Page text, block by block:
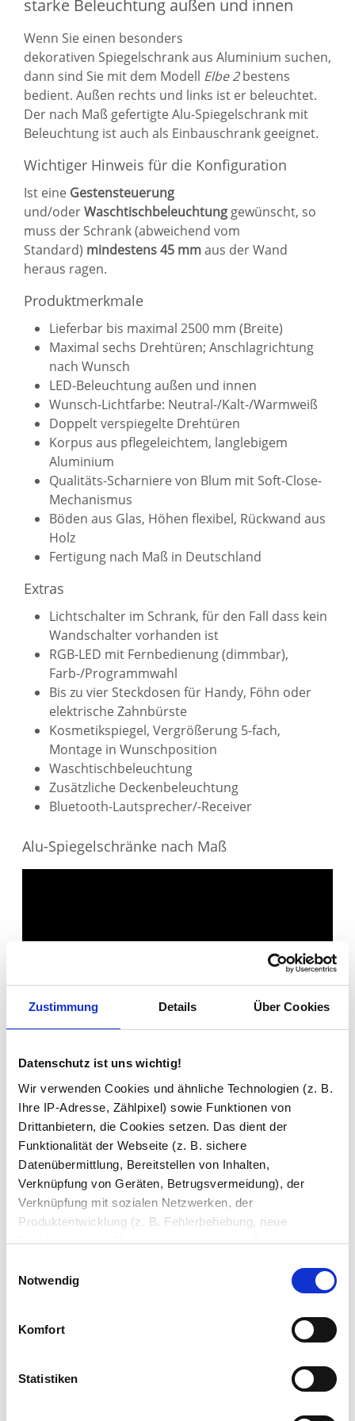
Zustimmung Details Über Cookies
Datenschutz ist uns wichtig!
Wir verwenden Cookies und ähnliche Technologien (z. B.
Ihre IP-Adresse, Zählpixel) sowie Funktionen von
Drittanbietern, die Cookies setzen. Das dient der
Funktionalität der Webseite (z. B. sichere
Datenübermittlung, Bereitstellen von Inhalten,
Verknüpfung von Geräten, Betrugsvermeidung), der
Verknüpfung mit sozialen Netzwerken, der
Produktentwicklung (z. B. Fehlerbehebung, neue
Funktionen), der Abrechnung mit Autoren, Content-
(z. B. Ladezeiten, personalisierte Inhalte,
Bereitstellung und Messen von Anzeigen, personalisierte
Anzeigen, Retargeting).
Die Einzelheiten können Sie unter Datenschutz
nachlesen. Über den Link "Cookies" am Seitenende
Notwendig
Komfort
Statistiken
starke Beleuchtung außen und innen
Wenn Sie einen besonders
dekorativen Spiegelschrankaus Aluminium suchen,
dann sind Sie mit dem Modell Elbe 2bestens
bedient. Außen rechts und links ist er beleuchtet.
Der nach Maß gefertigte Alu-Spiegelschrank mit
Beleuchtung ist auch als Einbauschrank geeignet.
Wichtiger Hinweis für die Konfiguration
Ist eine Gestensteuerung
und/oderWaschtischbeleuchtung gewünscht, so
muss der Schrank (abweichend vom
Standard) mindestens 45 mmaus der Wand
heraus ragen.
Produktmerkmale
Lieferbar bis maximal 2500 mm (Breite)
Maximal sechs Drehtüren; Anschlagrichtung
nach Wunsch
LED-Beleuchtung außen und innen
Wunsch-Lichtfarbe: Neutral-/Kalt-/Warmweiß
Doppelt verspiegelte Drehtüren
Korpus aus pflegeleichtem, langlebigem
Aluminium
Qualitäts-Scharniere von Blum mit Soft-Close-
Mechanismus
Böden aus Glas, Höhen flexibel, Rückwand aus
Holz
Fertigung nach Maß in Deutschland
Extras
Lichtschalter im Schrank, für den Fall dass kein
Wandschalter vorhanden ist
RGB-LED mit Fernbedienung (dimmbar),
Farb-/Programmwahl
Bis zu vier Steckdosen für Handy, Föhn oder
elektrische Zahnbürste
Kosmetikspiegel, Vergrößerung 5-fach,
Montage in Wunschposition
Waschtischbeleuchtung
Zusätzliche Deckenbeleuchtung
Bluetooth-Lautsprecher/-Receiver
Alu-Spiegelschränke nach Maß
Möbel nach Maß: 3D-Konfigurator mit Live-
Ansicht
Sie haben gelesen: Alu Spiegelschrank nach Maß